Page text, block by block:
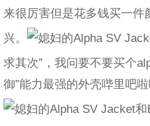
来很厉害但是花多钱买一
兴。
求其次”，我问要不要买个
御”能力最强的外壳哔里吧